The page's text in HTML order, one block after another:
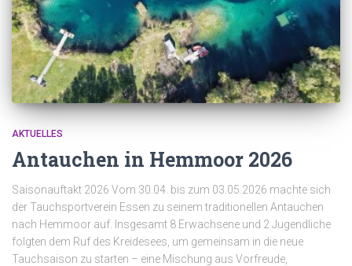
AKTUELLES
Antauchen in Hemmoor 2026
Saisonauftakt 2026 Vom 30.04. bis zum 03.05.2026 machte sich
der Tauchsportverein Essen zu seinem traditionellen Antauchen
nach Hemmoor auf. Insgesamt 8 Erwachsene und 2 Jugendliche
folgten dem Ruf des Kreidesees, um gemeinsam in die neue
Tauchsaison zu starten – eine Mischung aus Vorfreude,